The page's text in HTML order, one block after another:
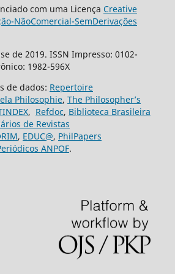
com uma Licença Creative
NãoComercial-SemDerivações
de 2019. ISSN Impresso: 0102-
1982-596X
de dados: Repertoire
Philosophie, The Philosopher’s
, Refdoc, Biblioteca Brasileira
de Revistas
, EDUC@, PhilPapers
ANPOF.